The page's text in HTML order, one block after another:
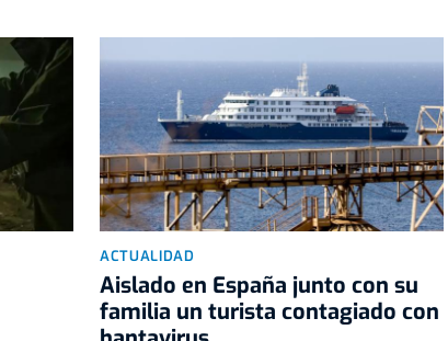
ACTUALIDAD
Aislado en España junto con su
familia un turista contagiado con